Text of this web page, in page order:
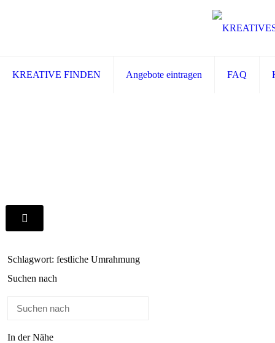
KREATIVE FINDEN Angebote eintragen FAQ
Schlagwort: festliche Umrahmung
Suchen nach
In der Nähe